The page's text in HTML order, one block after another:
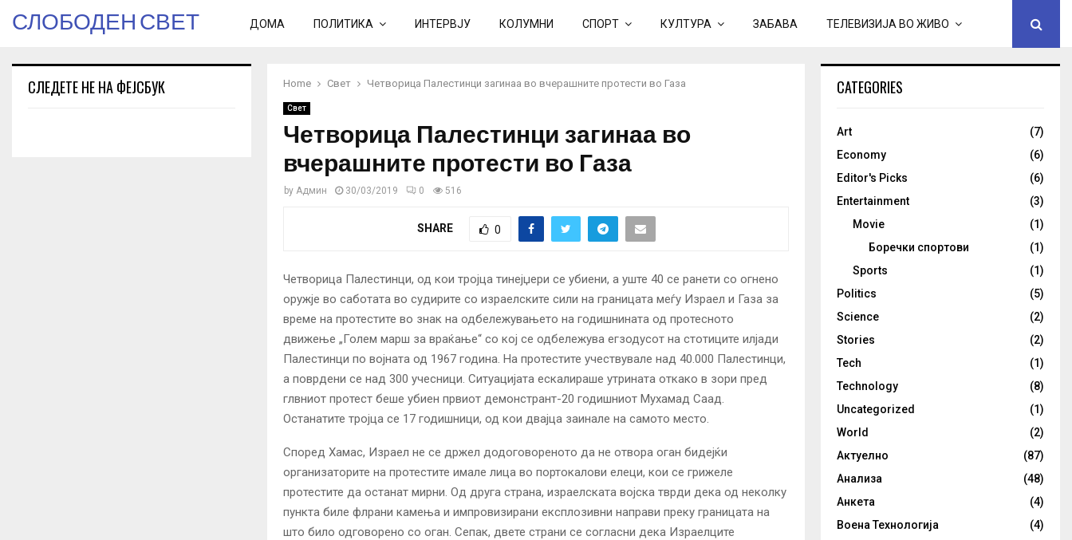
СЛОБОДЕН СВЕТ ДОМА ПОЛИТИКА ИНТЕРВЈУ КОЛУМНИ СПОРТ КУЛТУРА ЗАБАВА ТЕЛЕВИЗИЈА ВО ЖИВО
Home Свет Четворица Палестинци загинаа во вчерашните протести во Газа
Свет
Четворица Палестинци загинаа во
вчерашните протести во Газа
by Админ 30/03/2019 0 516
SHARE 0
Четворица Палестинци, од кои тројца тинејџери се убиени, а уште 40 се ранети со огнено
оружје во саботата во судирите со израелските сили на границата меѓу Израел и Газа за
време на протестите во знак на одбележувањето на годишнината од протесното
движење „Голем марш за враќање“ со кој се одбележува егзодусот на стотиците илјади
Палестинци по војната од 1967 година. На протестите учествувале над 40.000 Палестинци,
а поврдени се над 300 учесници. Ситуацијата ескалираше утрината откако в зори пред
глвниот протест беше убиен првиот демонстрант-20 годишниот Мухамад Саад.
Останатите тројца се 17 годишници, од кои двајца заинале на самото место.
Според Хамас, Израел не се држел додоговореното да не отвора оган бидејќи
организаторите на протестите имале лица во портокалови елеци, кои се грижеле
протестите да останат мирни. Од друга страна, израелската војска тврди дека од неколку
пункта биле флрани камења и импровизирани експлозивни направи преку границата на
што било одговорено со оган. Сепак, двете страни се согласни дека Израелците
СЛЕДЕТЕ НЕ НА ФЕЈСБУК CATEGORIES
Art
(7)
Economy
(6)
Editor's Picks
(6)
Entertainment
(3)
Movie
(1)
Боречки спортови
(1)
Sports
(1)
Politics
(5)
Science
(2)
Stories
(2)
Tech
(1)
Technology
(8)
Uncategorized
(1)
World
(2)
Актуелно
(87)
Анализа
(48)
Анкета
(4)
Воена Технологија
(4)